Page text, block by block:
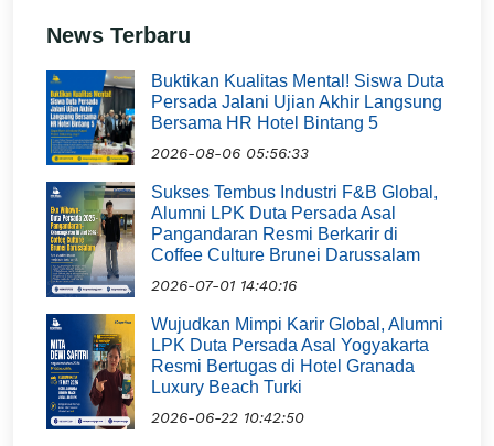
News Terbaru
Buktikan Kualitas Mental! Siswa Duta
Persada Jalani Ujian Akhir Langsung
Bersama HR Hotel Bintang 5
2026-08-06 05:56:33
Sukses Tembus Industri F&B Global,
Alumni LPK Duta Persada Asal
Pangandaran Resmi Berkarir di
Coffee Culture Brunei Darussalam
2026-07-01 14:40:16
Wujudkan Mimpi Karir Global, Alumni
LPK Duta Persada Asal Yogyakarta
Resmi Bertugas di Hotel Granada
Luxury Beach Turki
2026-06-22 10:42:50